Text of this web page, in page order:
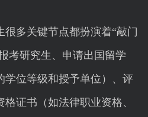
很多关键节点都扮演着“敲门
考研究生、申请出国留学
学位等级和授予单位）、评
证书（如法律职业资格、